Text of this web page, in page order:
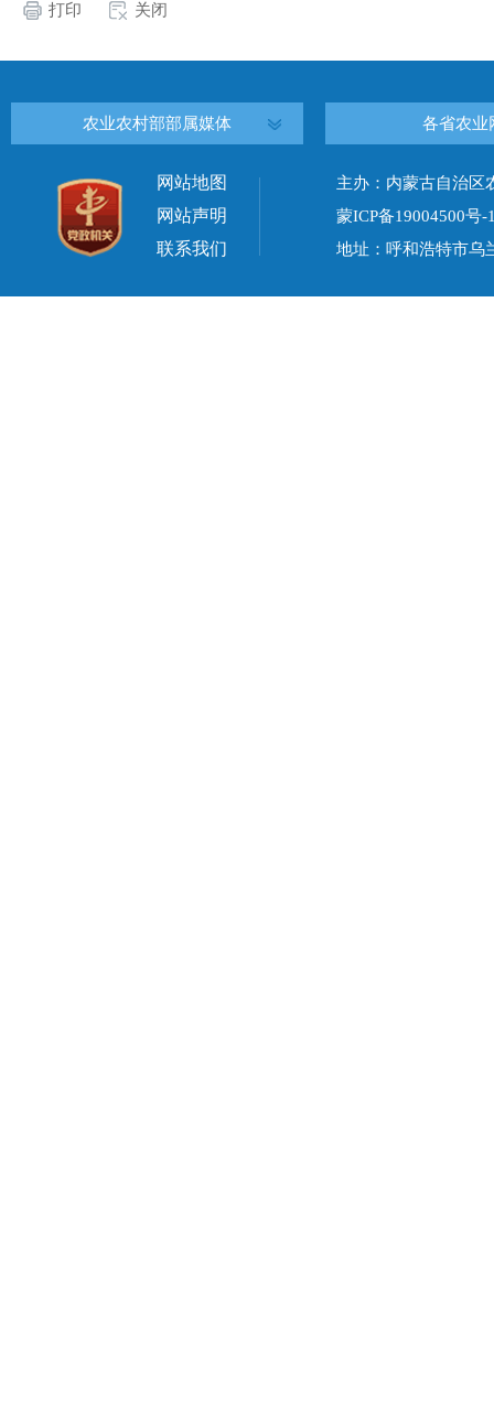
打印 关闭
农业农村部部属媒体 各省农业
网站地图
网站声明
联系我们
主办：内蒙古自治
蒙ICP备19004500号-
地址：呼和浩特市